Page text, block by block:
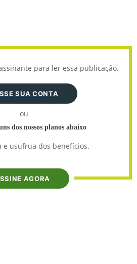
para ler essa publicação.
SUA CONTA
ou
dos nossos planos abaixo
e usufrua dos benefícios.
AGORA